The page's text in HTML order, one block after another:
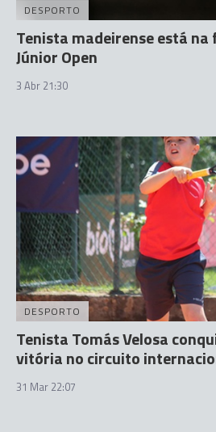
DESPORTO
Tenista madeirense está
Júnior Open
3 Abr 21:30
DESPORTO
Tenista Tomás Velosa
vitória no circuito
31 Mar 22:07